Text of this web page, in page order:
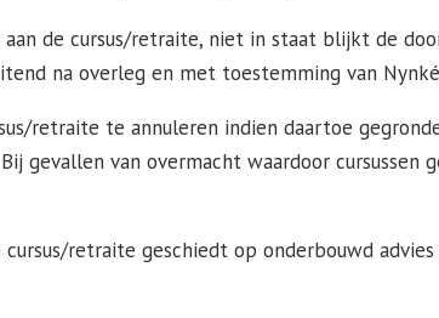
aan de cursus/retraite, niet in staat blijkt de
na overleg en met toestemming van
retraite te annuleren indien daartoe
gevallen van overmacht waardoor cursussen
cursus/retraite geschiedt op onderbouwd